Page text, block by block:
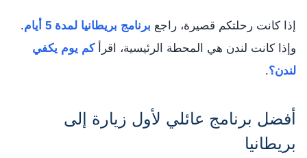
إذا كانت رحلتكم قصيرة، راجع برنامج بريطانيا لمدة 5 أيام
.
وإذا كانت لندن هي المحطة الرئيسية، اقرأكم يوم يكفي
لندن؟.
أفضل برنامج عائلي لأول زيارة إلى
بريطانيا